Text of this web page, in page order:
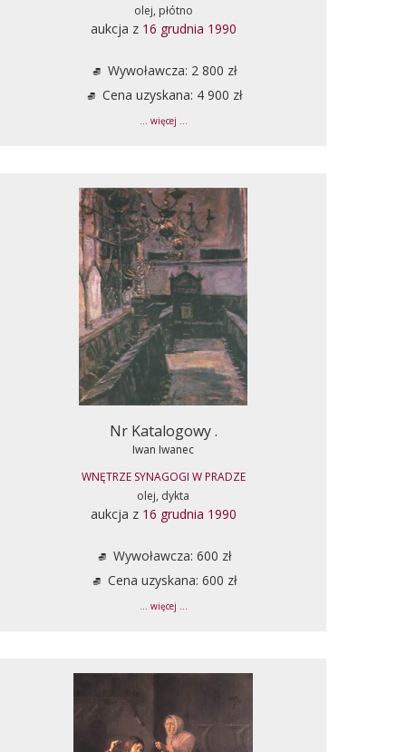
olej, płótno
aukcja z 16 grudnia 1990
Wywoławcza: 2 800 zł
Cena uzyskana: 4 900 zł
... więcej ...
Nr Katalogowy .
Iwan Iwanec
WNĘTRZE SYNAGOGI W PRADZE
olej, dykta
aukcja z 16 grudnia 1990
Wywoławcza: 600 zł
Cena uzyskana: 600 zł
... więcej ...